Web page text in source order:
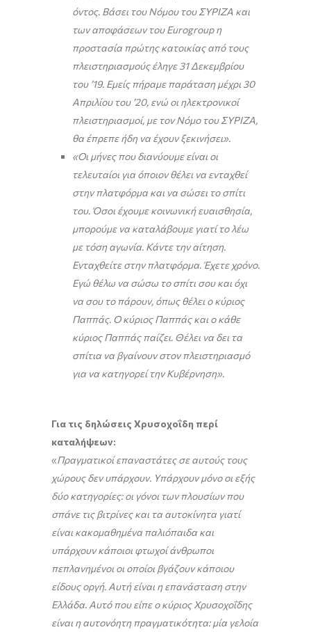
όντος. Βάσει του Νόμου του ΣΥΡΙΖΑ και
των αποφάσεων τουEurogroupη
προστασία πρώτης κατοικίας από τους
πλειστηριασμούς έληγε 31 Δεκεμβρίου
του ’19. Εμείς πήραμε παράταση μέχρι 30
Απριλίου του ’20, ενώ οι ηλεκτρονικοί
πλειστηριασμοί, με τον Νόμο του ΣΥΡΙΖΑ,
θα έπρεπε ήδη να έχουν ξεκινήσει».
«Οι μήνες που διανύουμε είναι οι
τελευταίοι για όποιον θέλει να ενταχθεί
στην πλατφόρμα και να σώσει το σπίτι
του. Όσοι έχουμε κοινωνική ευαισθησία,
μπορούμε να καταλάβουμε γιατί το λέω
με τόση αγωνία. Κάντε την αίτηση.
Ενταχθείτε στην πλατφόρμα. Έχετε χρόνο.
Εγώ θέλω να σώσω το σπίτι σου και όχι
να σου το πάρουν, όπως θέλει ο κύριος
Παππάς. Ο κύριος Παππάς και ο κάθε
κύριος Παππάς παίζει. Θέλει να δει τα
σπίτια να βγαίνουν στον πλειστηριασμό
για να κατηγορεί την Κυβέρνηση».
Για τις δηλώσεις Χρυσοχοΐδη περί
καταλήψεων:
«Πραγματικοί επαναστάτες σε αυτούς τους
χώρους δεν υπάρχουν. Υπάρχουν μόνο οι εξής
δύο κατηγορίες: οι γόνοι των πλουσίων που
σπάνε τις βιτρίνες και τα αυτοκίνητα γιατί
είναι κακομαθημένα παλιόπαιδα και
υπάρχουν κάποιοι φτωχοί άνθρωποι
πεπλανημένοι οι οποίοι βγάζουν κάποιου
είδους οργή. Αυτή είναι η επανάσταση στην
Ελλάδα. Αυτό που είπε ο κύριος Χρυσοχοΐδης
είναι η αυτονόητη πραγματικότητα: μία γελοία